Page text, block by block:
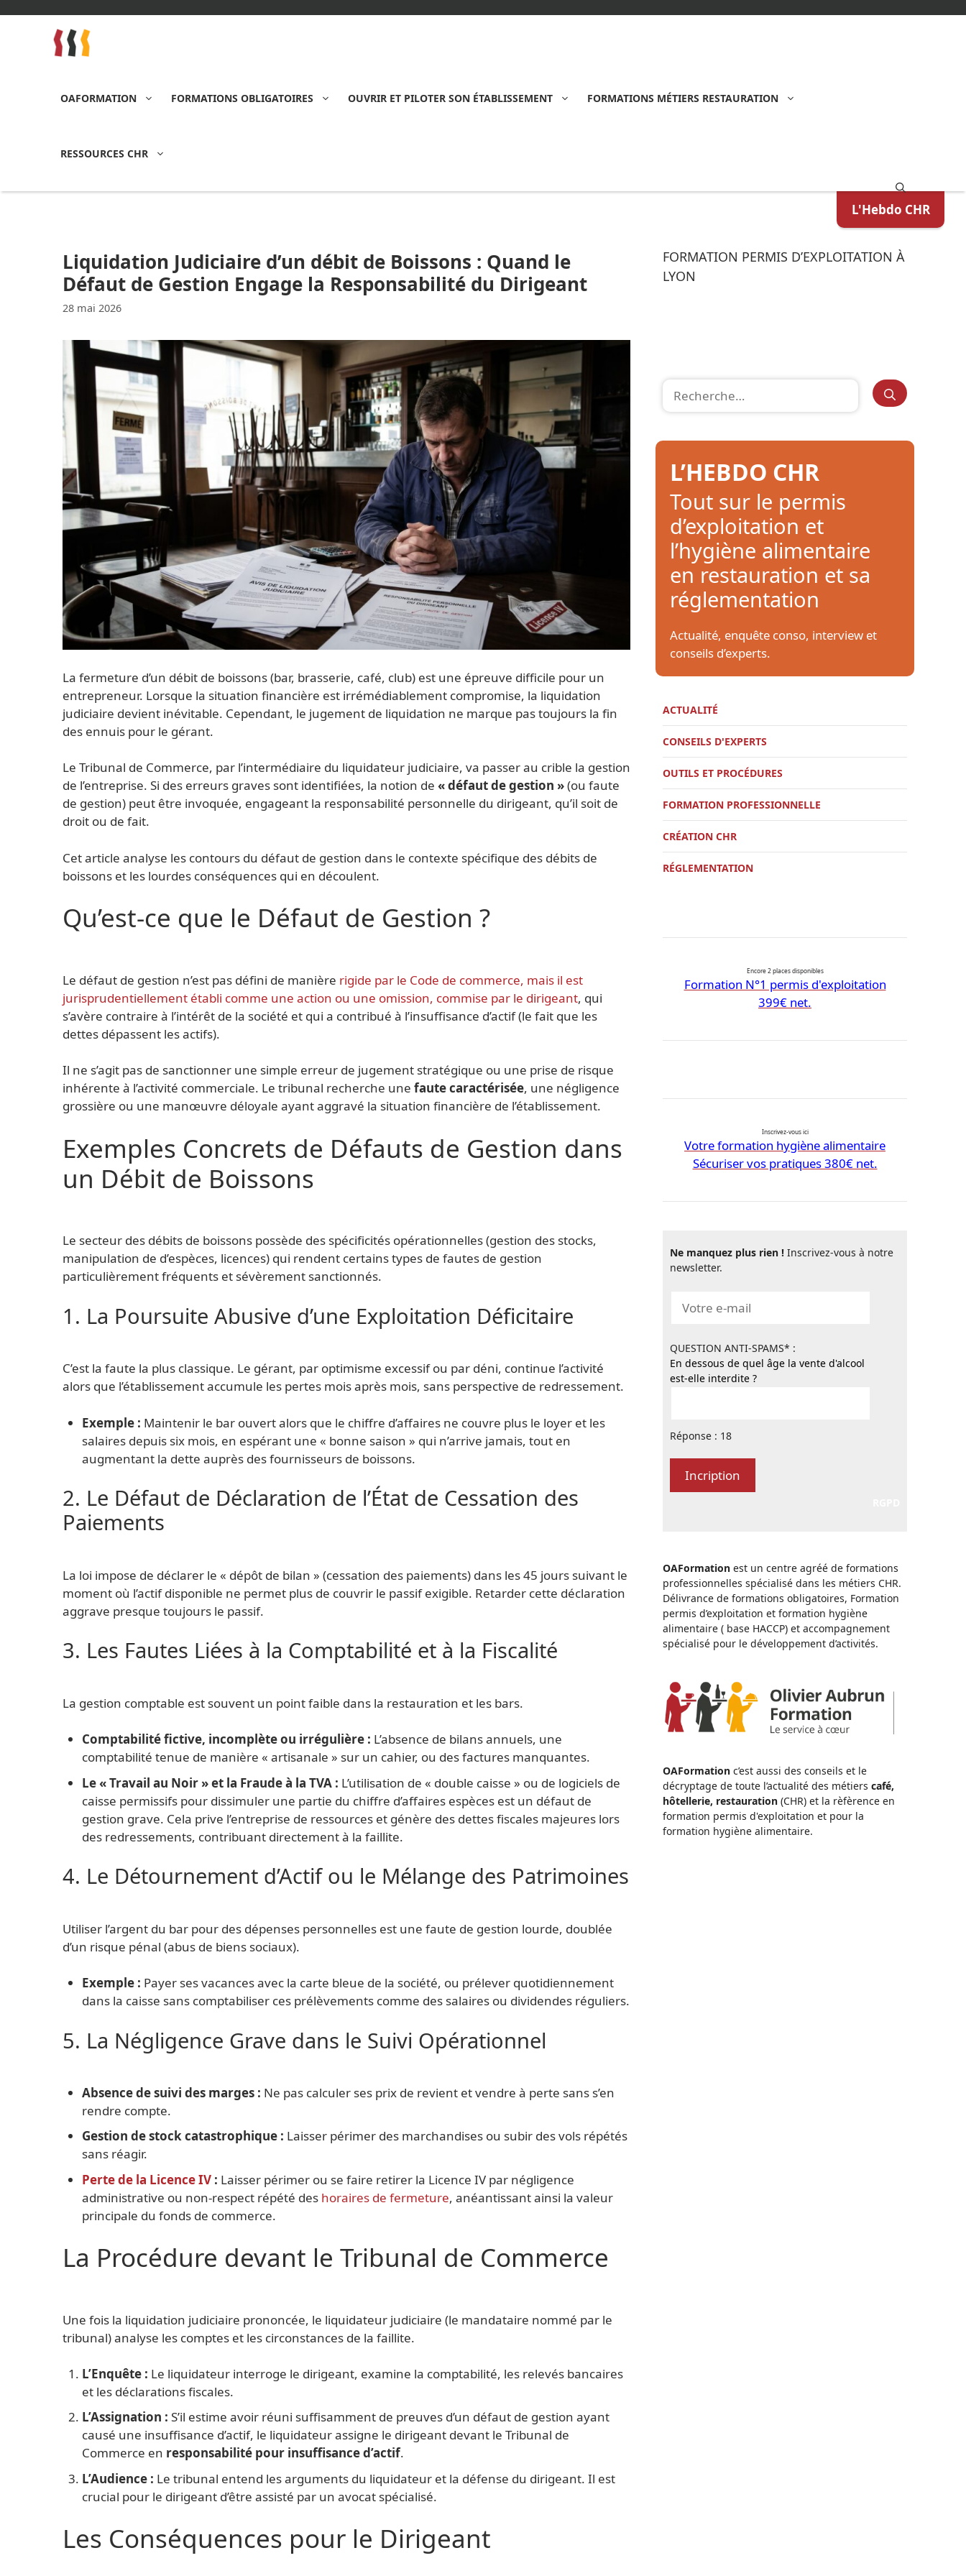
OAFORMATION FORMATIONS OBLIGATOIRES OUVRIR ET PILOTER SON ÉTABLISSEMENT FORMATIONS MÉTIERS RESTAURATION
RESSOURCES CHR
L'Hebdo CHR
Liquidation Judiciaire d’un débit de Boissons : Quand le
Défaut de Gestion Engage la Responsabilité du Dirigeant
28 mai 2026
La fermeture d’un débit de boissons (bar, brasserie, café, club) est une épreuve difficile pour un
entrepreneur. Lorsque la situation financière est irrémédiablement compromise, la liquidation
judiciaire devient inévitable. Cependant, le jugement de liquidation ne marque pas toujours la fin
des ennuis pour le gérant.
Le Tribunal de Commerce, par l’intermédiaire du liquidateur judiciaire, va passer au crible la gestion
de l’entreprise. Si des erreurs graves sont identifiées, la notion de « défaut de gestion »(ou faute
de gestion) peut être invoquée, engageant la responsabilité personnelle du dirigeant, qu’il soit de
droit ou de fait.
Cet article analyse les contours du défaut de gestion dans le contexte spécifique des débits de
boissons et les lourdes conséquences qui en découlent.
Qu’est-ce que le Défaut de Gestion ?
Le défaut de gestion n’est pas défini de manière rigide par le Code de commerce, mais il est
jurisprudentiellement établi comme une action ou une omission, commise par le dirigeant, qui
s’avère contraire à l’intérêt de la société et qui a contribué à l’insuffisance d’actif (le fait que les
dettes dépassent les actifs).
Il ne s’agit pas de sanctionner une simple erreur de jugement stratégique ou une prise de risque
inhérente à l’activité commerciale. Le tribunal recherche une faute caractérisée, une négligence
grossière ou une manœuvre déloyale ayant aggravé la situation financière de l’établissement.
Exemples Concrets de Défauts de Gestion dans
un Débit de Boissons
Le secteur des débits de boissons possède des spécificités opérationnelles (gestion des stocks,
manipulation de d’espèces, licences) qui rendent certains types de fautes de gestion
particulièrement fréquents et sévèrement sanctionnés.
1. La Poursuite Abusive d’une Exploitation Déficitaire
C’est la faute la plus classique. Le gérant, par optimisme excessif ou par déni, continue l’activité
alors que l’établissement accumule les pertes mois après mois, sans perspective de redressement.
Exemple : Maintenir le bar ouvert alors que le chiffre d’affaires ne couvre plus le loyer et les
salaires depuis six mois, en espérant une « bonne saison » qui n’arrive jamais, tout en
augmentant la dette auprès des fournisseurs de boissons.
2. Le Défaut de Déclaration de l’État de Cessation des
Paiements
La loi impose de déclarer le « dépôt de bilan » (cessation des paiements) dans les 45 jours suivant le
moment où l’actif disponible ne permet plus de couvrir le passif exigible. Retarder cette déclaration
aggrave presque toujours le passif.
3. Les Fautes Liées à la Comptabilité et à la Fiscalité
La gestion comptable est souvent un point faible dans la restauration et les bars.
Comptabilité fictive, incomplète ou irrégulière : L’absence de bilans annuels, une
comptabilité tenue de manière « artisanale » sur un cahier, ou des factures manquantes.
Le « Travail au Noir » et la Fraude à la TVA : L’utilisation de « double caisse » ou de logiciels de
caisse permissifs pour dissimuler une partie du chiffre d’affaires espèces est un défaut de
gestion grave. Cela prive l’entreprise de ressources et génère des dettes fiscales majeures lors
des redressements, contribuant directement à la faillite.
4. Le Détournement d’Actif ou le Mélange des Patrimoines
Utiliser l’argent du bar pour des dépenses personnelles est une faute de gestion lourde, doublée
d’un risque pénal (abus de biens sociaux).
Exemple : Payer ses vacances avec la carte bleue de la société, ou prélever quotidiennement
dans la caisse sans comptabiliser ces prélèvements comme des salaires ou dividendes réguliers.
5. La Négligence Grave dans le Suivi Opérationnel
Absence de suivi des marges : Ne pas calculer ses prix de revient et vendre à perte sans s’en
rendre compte.
Gestion de stock catastrophique : Laisser périmer des marchandises ou subir des vols répétés
sans réagir.
Perte de la Licence IV : Laisser périmer ou se faire retirer la Licence IV par négligence
administrative ou non-respect répété des horaires de fermeture, anéantissant ainsi la valeur
principale du fonds de commerce.
La Procédure devant le Tribunal de Commerce
Une fois la liquidation judiciaire prononcée, le liquidateur judiciaire (le mandataire nommé par le
tribunal) analyse les comptes et les circonstances de la faillite.
L’Enquête : Le liquidateur interroge le dirigeant, examine la comptabilité, les relevés bancaires
et les déclarations fiscales.
L’Assignation : S’il estime avoir réuni suffisamment de preuves d’un défaut de gestion ayant
causé une insuffisance d’actif, le liquidateur assigne le dirigeant devant le Tribunal de
Commerce en responsabilité pour insuffisance d’actif.
L’Audience : Le tribunal entend les arguments du liquidateur et la défense du dirigeant. Il est
crucial pour le dirigeant d’être assisté par un avocat spécialisé.
Les Conséquences pour le Dirigeant
FORMATION PERMIS D’EXPLOITATION À
LYON
L’HEBDO CHR
Tout sur le permis
d’exploitation et
l’hygiène alimentaire
en restauration et sa
réglementation
Actualité, enquête conso, interview et
conseils d’experts.
ACTUALITÉ
CONSEILS D'EXPERTS
OUTILS ET PROCÉDURES
FORMATION PROFESSIONNELLE
CRÉATION CHR
RÉGLEMENTATION
Encore 2 places disponibles
Formation N°1 permis d'exploitation
399€ net.
Inscrivez-vous ici
Votre formation hygiène alimentaire
Sécuriser vos pratiques 380€ net.
Ne manquez plus rien ! Inscrivez-vous à notre
newsletter.
QUESTION ANTI-SPAMS* :
En dessous de quel âge la vente d'alcool
est-elle interdite ?
Réponse : 18
OAFormation est un centre agréé de formations
professionnelles spécialisé dans les métiers CHR.
Délivrance de formations obligatoires, Formation
permis d’exploitation et formation hygiène
alimentaire ( base HACCP) et accompagnement
spécialisé pour le développement d’activités.
OAFormation c’est aussi des conseils et le
décryptage de toute l’actualité des métiers café,
hôtellerie, restauration (CHR) et la rèfèrence en
formation permis d'exploitation et pour la
formation hygiène alimentaire.